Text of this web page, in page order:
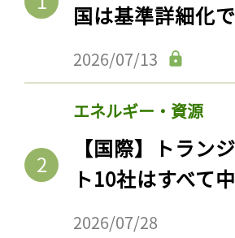
国は基準詳細化
2026/07/13
エネルギー・資源
【国際】トラン
ト10社はすべて
2026/07/28